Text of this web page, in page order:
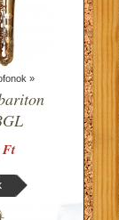
»
Ft